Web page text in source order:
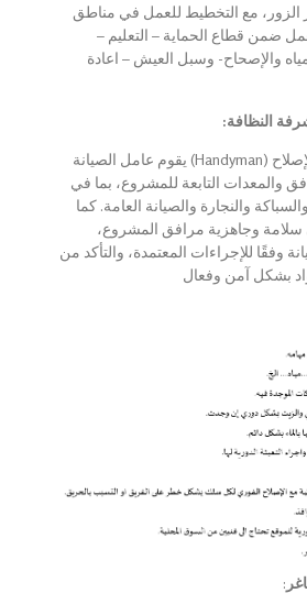
الزور، مع التخطيط للعمل في مناطق
ضمن قطاع الحماية – التعليم –
والإصحاح- وسبل العيش – اعادة
النظافة
يقوم عامل الصيانة (Handyman) بتنفيذ أعمال الصيانة والإصلاح
والمعدات التابعة للمشروع، بما في
والنجارة والصيانة العامة. كما
وجاهزية مرافق المشروع،
وفقًا للإجراءات المعتمدة، والتأكد من
: